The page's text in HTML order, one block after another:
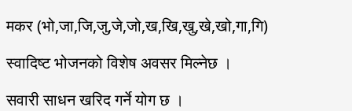
मकर (भो,जा,जि,जु,जे,जो,ख,खि,खु,खे,खो,गा,गि)
स्वादिष्ट भोजनको विशेष अवसर मिल्नेछ ।
सवारी साधन खरिद गर्ने योग छ ।